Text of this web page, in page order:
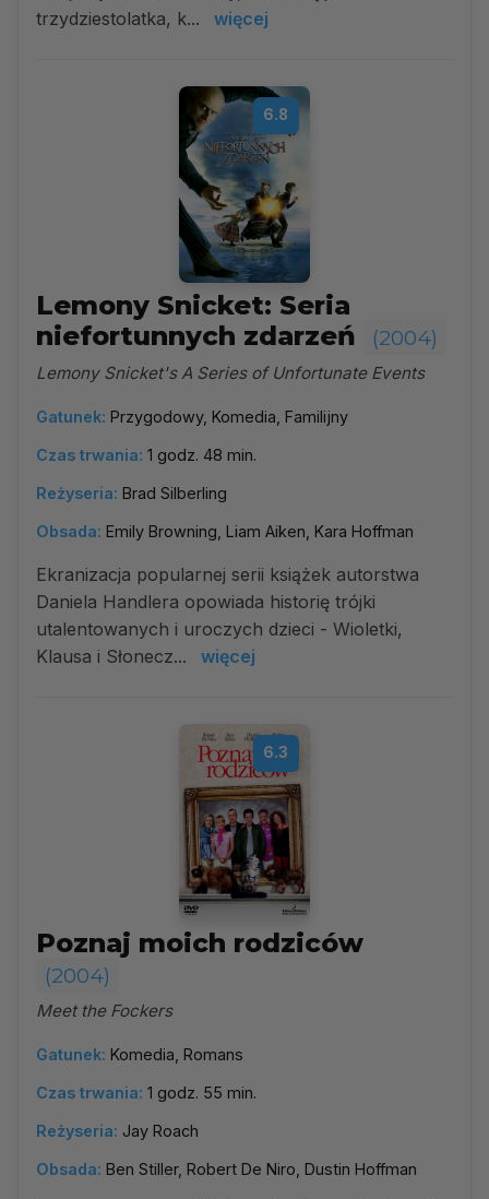
trzydziestolatka, k...
więcej
6.8
Lemony Snicket: Seria
niefortunnych zdarzeń
(2004)
Lemony Snicket's A Series of Unfortunate Events
Gatunek: Przygodowy, Komedia, Familijny
Czas trwania: 1 godz. 48 min.
Reżyseria: Brad Silberling
Obsada: Emily Browning, Liam Aiken, Kara Hoffman
Ekranizacja popularnej serii książek autorstwa
Daniela Handlera opowiada historię trójki
utalentowanych i uroczych dzieci - Wioletki,
Klausa i Słonecz...
więcej
6.3
Poznaj moich rodziców
(2004)
Meet the Fockers
Gatunek: Komedia, Romans
Czas trwania: 1 godz. 55 min.
Reżyseria: Jay Roach
Obsada: Ben Stiller, Robert De Niro, Dustin Hoffman